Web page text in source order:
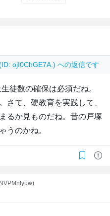
ojI0ChGE7A.) への返信です
徒数の確保は必須だね。
さて、硬教育を実践して、
るか見ものだね。昔の戸塚
うのかね。